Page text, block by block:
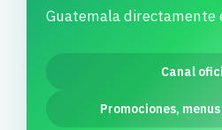
Guatemala directamente
Canal
Promociones,